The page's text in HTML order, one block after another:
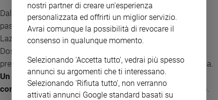
Dal più anziano, De Gasperi, al più giovane, Aldo Moro,
passando per Igino Giordani, Giorgio La Pira, Giuseppe
Lazzati, Enrico Medi, Benigno Zaccagnini e Giuseppe
Dossetti, il testo di Accattoli e Flocchini sottolinea «la
preparazione storica a un ruolo pubblico della fede cristiana.
Un patrimonio che è ancora vivo, basti pensare a figure
come Sergio Mattarella o Romano Prodi, per citarne due».
nostri partner di creare un'esperienza
personalizzata ed offrirti un miglior servizio.
Avrai comunque la possibilità di revocare il
consenso in qualunque momento.
Selezionando 'Accetta tutto', vedrai più spesso
annunci su argomenti che ti interessano.
Selezionando 'Rifiuta tutto', non verranno
attivati annunci Google standard basati su